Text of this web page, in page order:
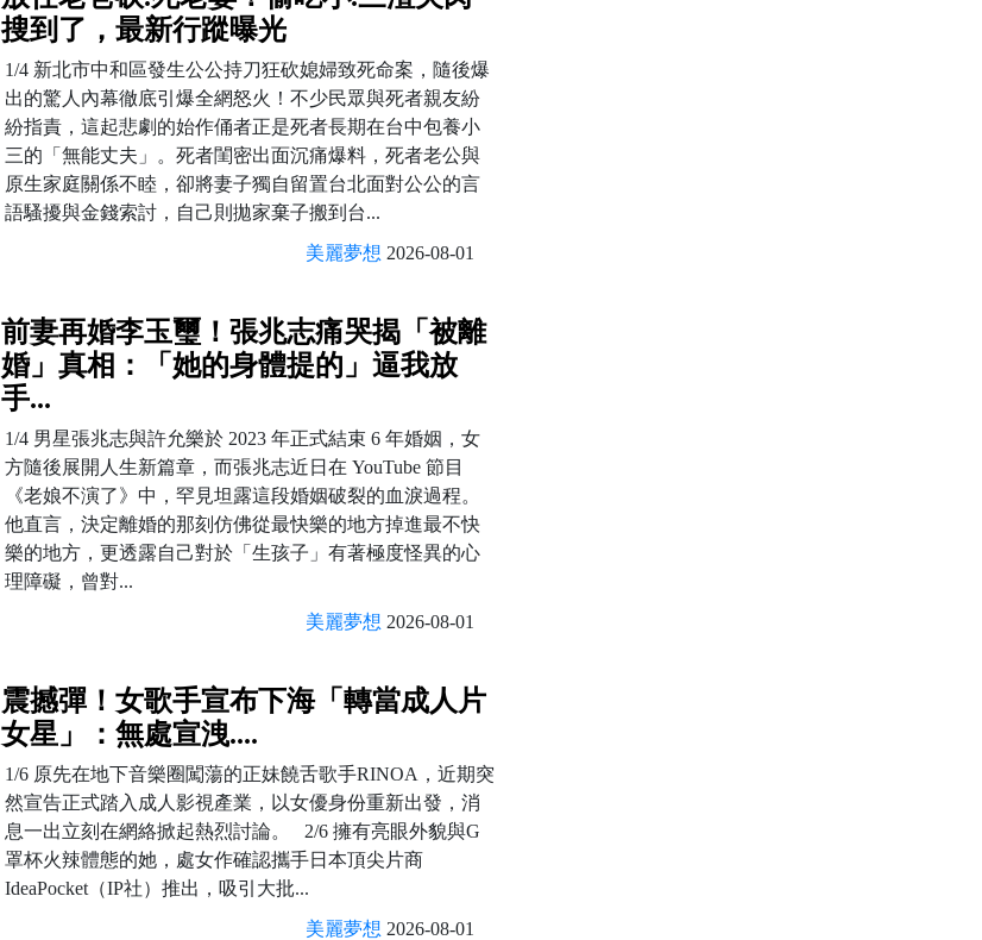
搜到了，最新行蹤曝光
1/4 新北市中和區發生公公持刀狂砍媳婦致死命案，隨後爆
出的驚人內幕徹底引爆全網怒火！不少民眾與死者親友紛
紛指責，這起悲劇的始作俑者正是死者長期在台中包養小
三的「無能丈夫」。死者閨密出面沉痛爆料，死者老公與
原生家庭關係不睦，卻將妻子獨自留置台北面對公公的言
語騷擾與金錢索討，自己則拋家棄子搬到台...
美麗夢想 2026-08-01
前妻再婚李玉璽！張兆志痛哭揭「被離
婚」真相：「她的身體提的」逼我放
手...
1/4 男星張兆志與許允樂於 2023 年正式結束 6 年婚姻，女
方隨後展開人生新篇章，而張兆志近日在 YouTube 節目
《老娘不演了》中，罕見坦露這段婚姻破裂的血淚過程。
他直言，決定離婚的那刻仿佛從最快樂的地方掉進最不快
樂的地方，更透露自己對於「生孩子」有著極度怪異的心
理障礙，曾對...
美麗夢想 2026-08-01
震撼彈！女歌手宣布下海「轉當成人片
女星」：無處宣洩....
1/6 原先在地下音樂圈闖蕩的正妹饒舌歌手RINOA，近期突
然宣告正式踏入成人影視產業，以女優身份重新出發，消
息一出立刻在網絡掀起熱烈討論。 2/6 擁有亮眼外貌與G
罩杯火辣體態的她，處女作確認攜手日本頂尖片商
IdeaPocket（IP社）推出，吸引大批...
美麗夢想 2026-08-01